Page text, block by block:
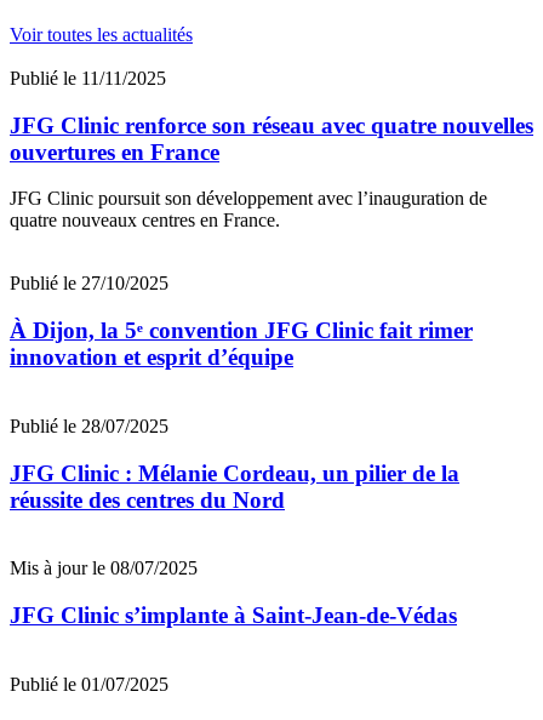
génération pour une efficacité rapide et performante :appareil
traiter 2 zones en simultané (amincissement par le froid), HTA
Unestratégie de communication et un marketing
performant pour toucher une clientèle exigeante en forte
Le positionnement “haut de gamme” se veut aussi bien en terme de
services que de résultats en gardant des prix compétitifs permettant
de plus de confort.
Notre objectif Véritablement, votre Réussite !
JFG CLINIC souhaite se développer à l’Export : Europe et
Voir toutes les actualités
Publié le 11/11/2025
JFG Clinic renforce son réseau avec quatre nouvelles
ouvertures en France
JFG Clinic poursuit son développement avec l’inauguration de
quatre nouveaux centres en France.
Publié le 27/10/2025
À Dijon, la 5ᵉ convention JFG Clinic fait rimer
innovation et esprit d’équipe
Publié le 28/07/2025
JFG Clinic : Mélanie Cordeau, un pilier de la
réussite des centres du Nord
Mis à jour le 08/07/2025
JFG Clinic s’implante à Saint-Jean-de-Védas
Publié le 01/07/2025